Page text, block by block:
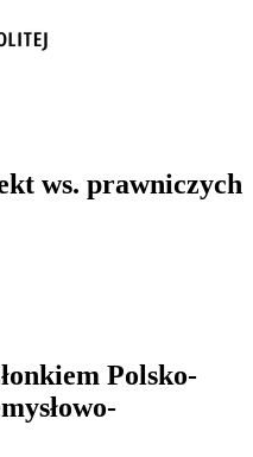
ws. prawniczych
Polsko-